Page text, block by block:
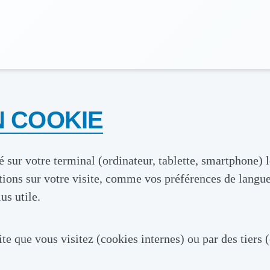
COOKIE
sur votre terminal (ordinateur, tablette,
sur votre visite, comme vos préférences de
utile.
que vous visitez (cookies internes) ou par des tiers